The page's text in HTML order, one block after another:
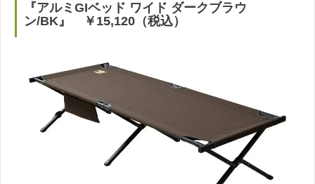
『アルミGIベッド ワイド ダークブラウ
ン/BK』 ￥15,120（税込）